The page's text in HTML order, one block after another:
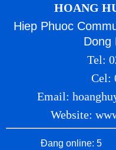
HOANG
Hiep Phuoc
Dong
Tel:
Cel:
Email:
Website:
Đang online: 5